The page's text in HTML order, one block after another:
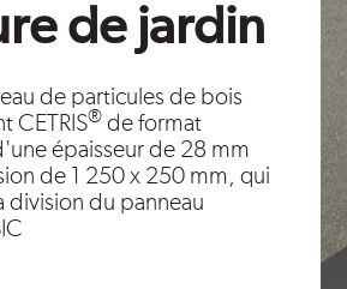
de jardin
de particules de bois
CETRIS® de format
épaisseur de 28 mm
de 1 250 x 250 mm, qui
division du panneau